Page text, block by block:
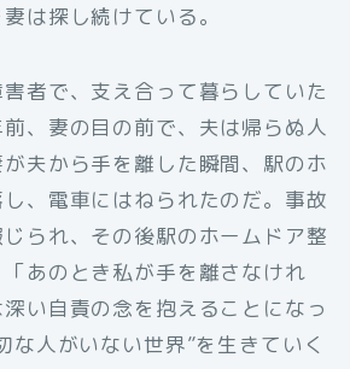
は探し続けている。
者で、支え合って暮らしていた
、妻の目の前で、夫は帰らぬ人
夫から手を離した瞬間、駅のホ
、電車にはねられたのだ。事故
られ、その後駅のホームドア整
あのとき私が手を離さなけれ
い自責の念を抱えることになっ
な人がいない世界”を生きていく